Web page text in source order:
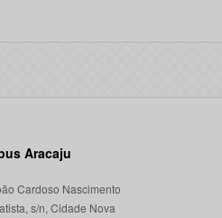
Aracaju
Cardoso Nascimento
s/n, Cidade Nova